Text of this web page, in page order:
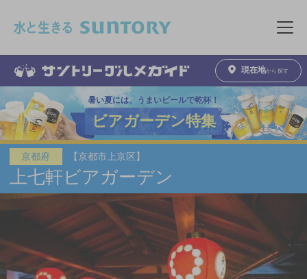
メニュ
現在地から探す
暑い夏には、うまいビールで乾杯！
ビアガーデン特集
京都府
上七軒ビアガーデン
【京都市上京区】